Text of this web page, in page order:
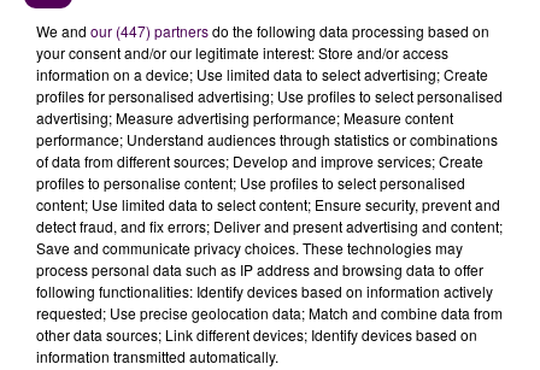
administratives et techniques,"sous la vigilance de
nombreux commissaires, bénévoles, jalonneurs et
forces de l'ordre"ajoute l'ACO, qui appelle chacun à
bien veiller à respecter les consignes qui seront
transmises sur place.
QUELLES VOITURES DÉFILERONT EN VILLE ?
Hypercar
Cadillac V-Series.R #2 - Cadillac Racing
Porsche 963 #5 - Porsche Penske Motorsport
Toyota GR010 - Hybrid #7 - Toyota Gazoo Racing
Isotta Fraschini Tipo6-C #11 - Isotta Fraschini
We and our (447) partnersdo the following data processing based on
your consent and/or our legitimate interest: Store and/or access
information on a device; Use limited data to select advertising; Create
profiles for personalised advertising; Use profiles to select personalised
advertising; Measure advertising performance; Measure content
performance; Understand audiences through statistics or combinations
of data from different sources; Develop and improve services; Create
profiles to personalise content; Use profiles to select personalised
content; Use limited data to select content; Ensure security, prevent and
detect fraud, and fix errors; Deliver and present advertising and content;
Save and communicate privacy choices. These technologies may
process personal data such as IP address and browsing data to offer
following functionalities: Identify devices based on information actively
requested; Use precise geolocation data; Match and combine data from
other data sources; Link different devices; Identify devices based on
information transmitted automatically.